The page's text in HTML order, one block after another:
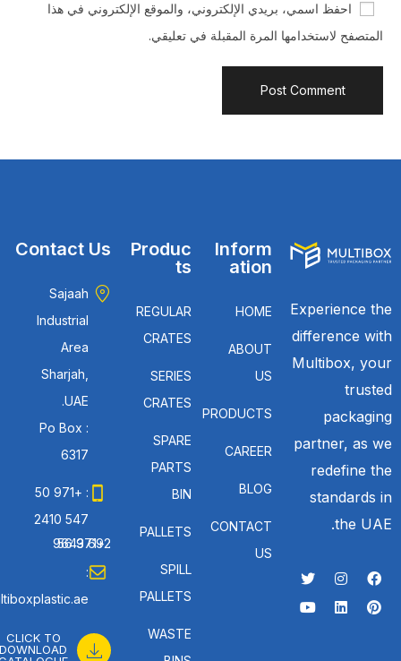
احفظ اسمي، بريدي الإلكتروني، والموقع الإلكتروني في هذا
المتصفح لاستخدامها المرة المقبلة في تعليقي.
Experience the
difference with
Multibox, your
trusted
packaging
partner, as we
redefine the
standards in
the UAE.
Inform
ation
HOME
ABOUT
US
PRODUCTS
CAREER
BLOG
CONTACT
US
Produc
ts
REGULAR
CRATES
SERIES
CRATES
SPARE
PARTS
BIN
PALLETS
SPILL
PALLETS
WASTE
Contact Us
Sajaah
Industrial
Area
Sharjah,
UAE.
Po Box :
6317
: +971 50
547 2410
: +971 56 692 9643
:
CLICK TO
DOWNLOAD